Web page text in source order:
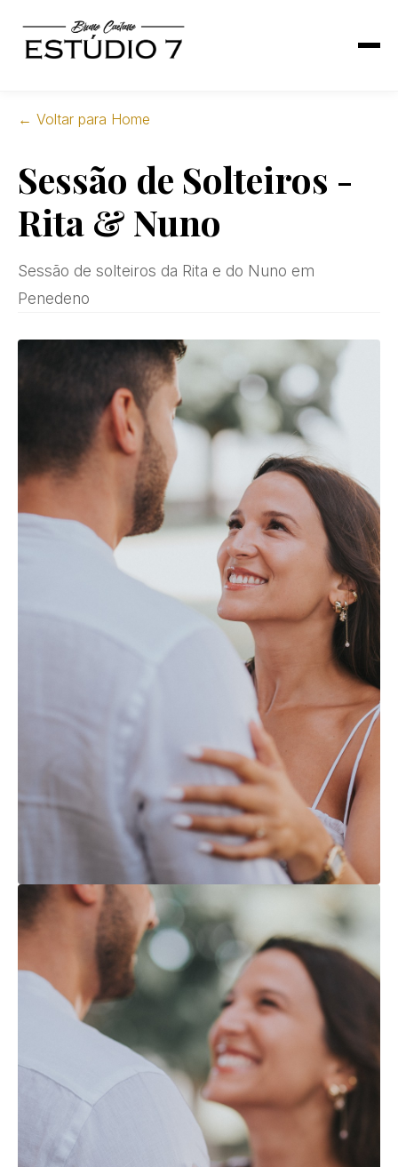
← Voltar para Home
Sessão de Solteiros -
Rita & Nuno
Sessão de solteiros da Rita e do Nuno em
Penedeno